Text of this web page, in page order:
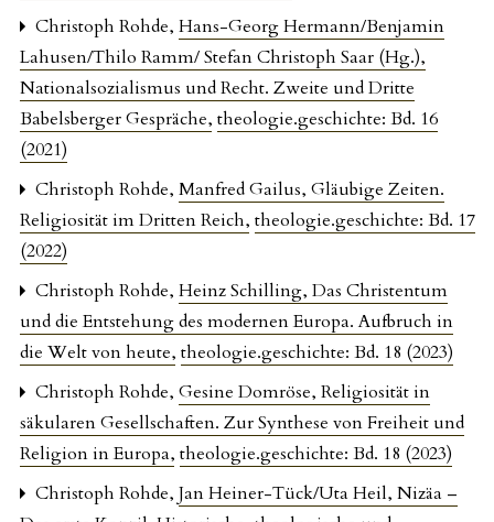
Christoph Rohde, Hans-Georg Hermann/Benjamin
Lahusen/Thilo Ramm/ Stefan Christoph Saar (Hg.),
Nationalsozialismus und Recht. Zweite und Dritte
Babelsberger Gespräche, theologie.geschichte: Bd. 16
(2021)
Christoph Rohde, Manfred Gailus, Gläubige Zeiten.
Religiosität im Dritten Reich, theologie.geschichte: Bd. 17
(2022)
Christoph Rohde, Heinz Schilling, Das Christentum
und die Entstehung des modernen Europa. Aufbruch in
die Welt von heute, theologie.geschichte: Bd. 18 (2023)
Christoph Rohde, Gesine Domröse, Religiosität in
säkularen Gesellschaften. Zur Synthese von Freiheit und
Religion in Europa, theologie.geschichte: Bd. 18 (2023)
Christoph Rohde, Jan Heiner-Tück/Uta Heil, Nizäa –